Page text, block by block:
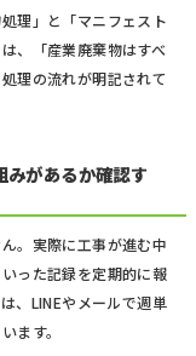
理」と「マニフェスト
、「産業廃棄物はすべ
理の流れが明記されて
みがあるか確認す
。実際に工事が進む中
った記録を定期的に報
、LINEやメールで週単
ます。